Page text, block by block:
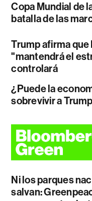
Copa Mundial de
batalla de las
Trump afirma que
"mantendrá el
controlará
¿Puede la
sobrevivir a
Ni los parques
salvan: